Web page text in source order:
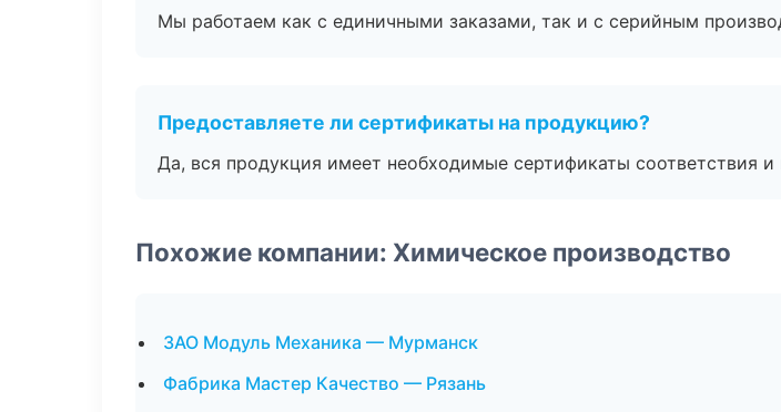
Мы работаем как с единичными заказами, так и с серийным
Предоставляете ли сертификаты на продукцию?
Да, вся продукция имеет необходимые сертификаты соответствия и
Похожие компании: Химическое производство
ЗАО Модуль Механика — Мурманск
Фабрика Мастер Качество — Рязань